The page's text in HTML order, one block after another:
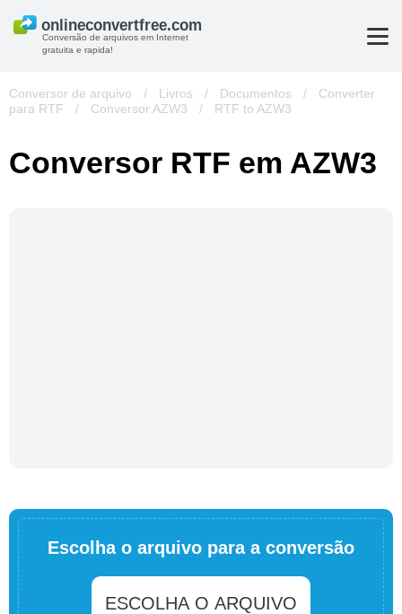
Conversão de arquivos em Internet
gratuita e rapida!
Conversor de arquivo / Livros / Documentos /
Converter
para RTF
/ Conversor AZW3 / RTF to AZW3
Conversor RTF em AZW3
Escolha o arquivo para a conversão
ESCOLHA O ARQUIVO